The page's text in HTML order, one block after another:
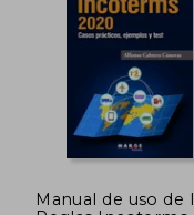
Manual de uso de